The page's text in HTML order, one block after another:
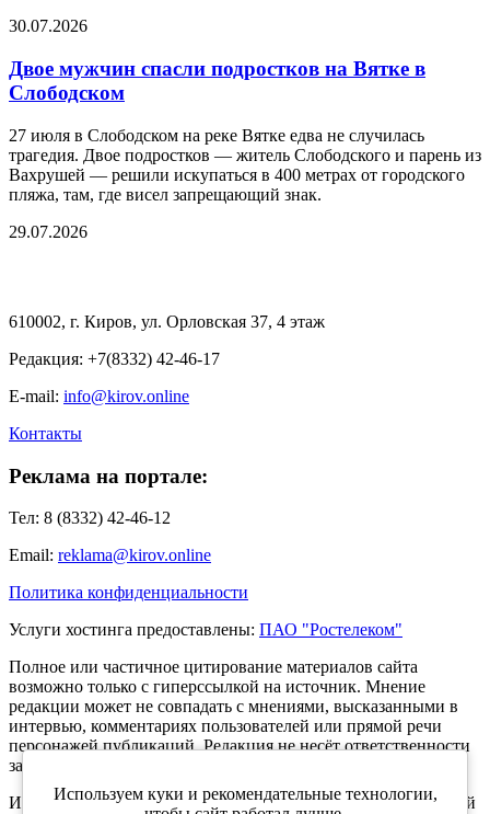
30.07.2026
Двое мужчин спасли подростков на Вятке в
Слободском
27 июля в Слободском на реке Вятке едва не случилась
трагедия. Двое подростков — житель Слободского и парень из
Вахрушей — решили искупаться в 400 метрах от городского
пляжа, там, где висел запрещающий знак.
29.07.2026
610002, г. Киров, ул. Орловская 37, 4 этаж
Редакция: +7(8332) 42-46-17
E-mail: info@kirov.online
Контакты
Реклама на портале:
Тел: 8 (8332) 42-46-12
Email: reklama@kirov.online
Политика конфиденциальности
Услуги хостинга предоставлены: ПАО "Ростелеком"
Полное или частичное цитирование материалов сайта
возможно только с гиперссылкой на источник. Мнение
редакции может не совпадать с мнениями, высказанными в
интервью, комментариях пользователей или прямой речи
персонажей публикаций. Редакция не несёт ответственности
за текст комментариев читателей.
Интернет-портал Kirov.online зарегистрирован в Федеральной
Используем куки и рекомендательные технологии,